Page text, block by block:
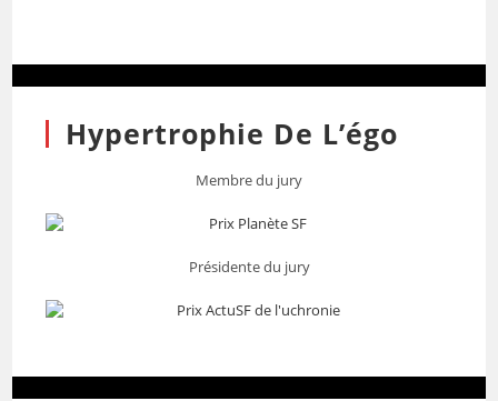
Hypertrophie De L’égo
Membre du jury
Présidente du jury